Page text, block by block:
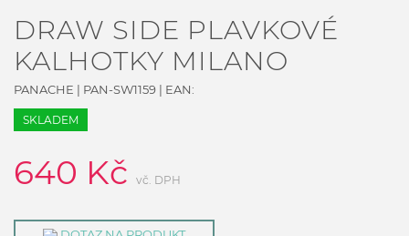
DRAW SIDE PLAVKOVÉ
KALHOTKY MILANO
PANACHE | PAN-SW1159 | EAN:
SKLADEM
640 Kč vč. DPH